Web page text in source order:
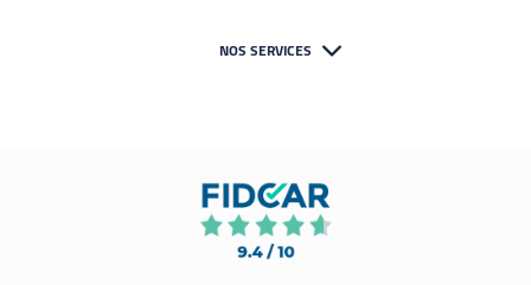
NOS SERVICES